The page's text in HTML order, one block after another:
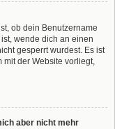
ob dein Benutzername
wende dich an einen
gesperrt wurdest. Es ist
der Website vorliegt,
aber nicht mehr